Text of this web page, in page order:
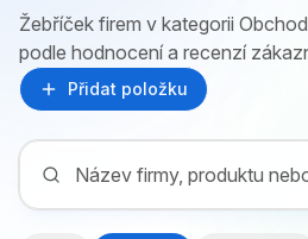
Žebříček firem v kategorii
podle hodnocení a recenzí
Přidat položku